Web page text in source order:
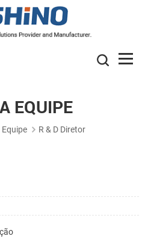
EQUIPE
R & D Diretor